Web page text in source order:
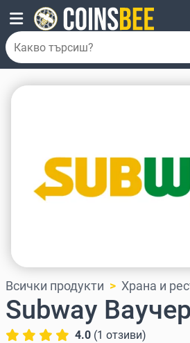
Всички продукти Храна и
Subway Ваучер
4.0 (1 отзиви)